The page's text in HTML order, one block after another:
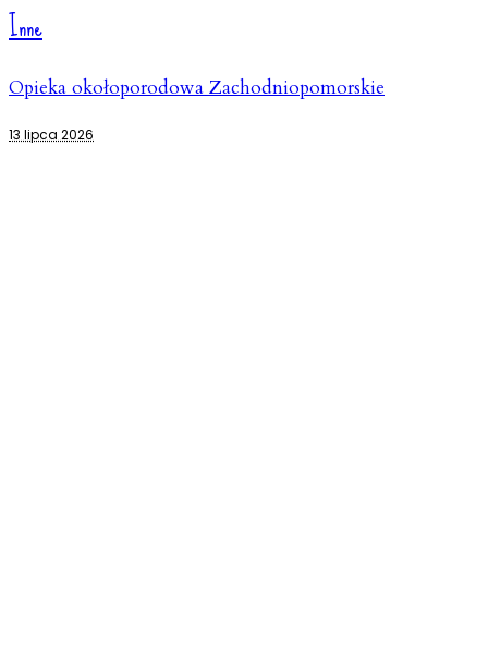
Inne
Opieka okołoporodowa Zachodniopomorskie
13 lipca 2026